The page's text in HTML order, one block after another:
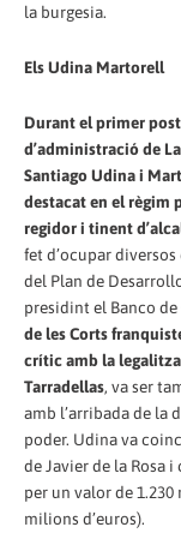
la burgesia.
Els Udina Martorell
Durant el primer
d’administració de
Santiago Udina i
destacat en el règim
regidor i tinent
fet d’ocupar
del Plan de
presidint el Banco
de les Corts
crític amb la
Tarradellas, va ser
amb l’arribada de la
poder. Udina va
de Javier de la Rosa
per un valor de
milions d’euros).